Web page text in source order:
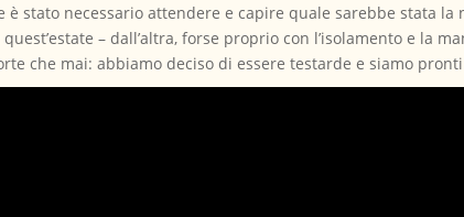
stato necessario attendere e capire quale sarebbe stata la
– dall’altra, forse proprio con l’isolamento e la
che mai: abbiamo deciso di essere testarde e siamo